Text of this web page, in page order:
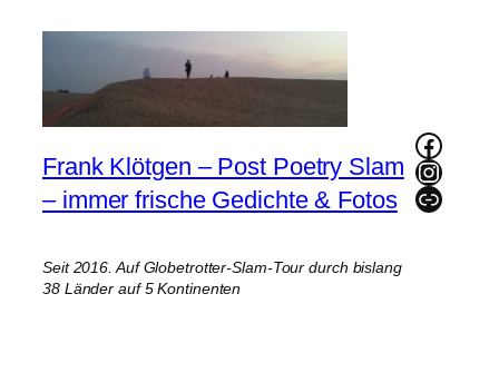
Frank Klötgen – Post Poetry Slam
– immer frische Gedichte & Fotos
Seit 2016. Auf Globetrotter-Slam-Tour durch bislang
38 Länder auf 5 Kontinenten
Link